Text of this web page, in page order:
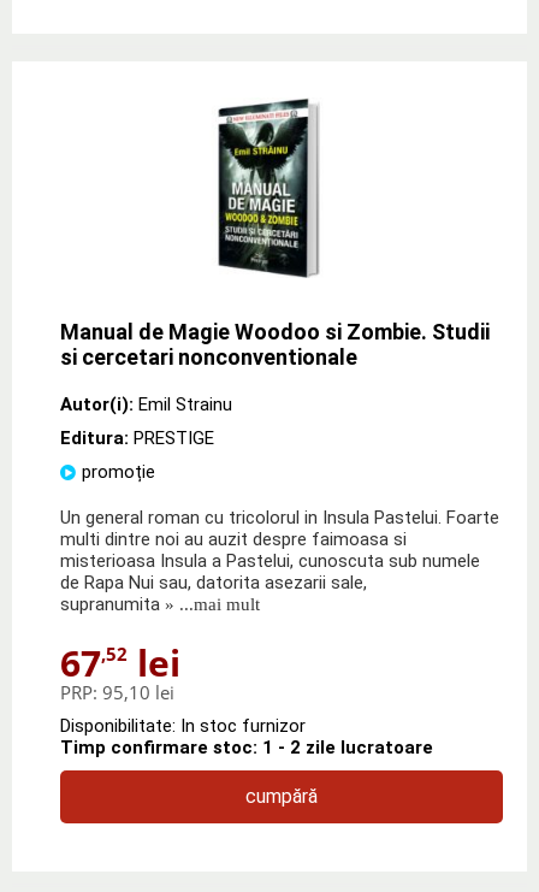
Manual de Magie Woodoo si Zombie. Studii
si cercetari nonconventionale
Autor(i): Emil Strainu
Editura: PRESTIGE
promoție
Un general roman cu tricolorul in Insula Pastelui. Foarte
multi dintre noi au auzit despre faimoasa si
misterioasa Insula a Pastelui, cunoscuta sub numele
de Rapa Nui sau, datorita asezarii sale,
supranumita » ...mai mult
67,52 lei
PRP: 95,10 lei
Disponibilitate: In stoc furnizor
Timp confirmare stoc: 1 - 2 zile lucratoare
cumpără